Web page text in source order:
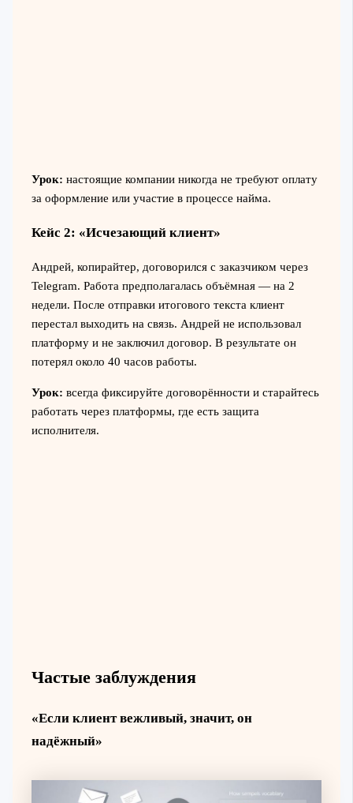
Урок: настоящие компании никогда не требуют оплату
за оформление или участие в процессе найма.
Кейс 2: «Исчезающий клиент»
Андрей, копирайтер, договорился с заказчиком через
Telegram. Работа предполагалась объёмная — на 2
недели. После отправки итогового текста клиент
перестал выходить на связь. Андрей не использовал
платформу и не заключил договор. В результате он
потерял около 40 часов работы.
Урок: всегда фиксируйте договорённости и старайтесь
работать через платформы, где есть защита
исполнителя.
Частые заблуждения
«Если клиент вежливый, значит, он
надёжный»